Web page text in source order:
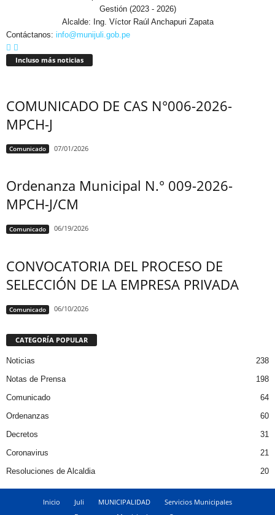
Gestión (2023 - 2026)
Alcalde: Ing. Víctor Raúl Anchapuri Zapata
Contáctanos: info@munijuli.gob.pe
Incluso más noticias
COMUNICADO DE CAS N°006-2026-
MPCH-J
Comunicado 07/01/2026
Ordenanza Municipal N.° 009-2026-
MPCH-J/CM
Comunicado 06/19/2026
CONVOCATORIA DEL PROCESO DE
SELECCIÓN DE LA EMPRESA PRIVADA
Comunicado 06/10/2026
CATEGORÍA POPULAR
Noticias
238
Notas de Prensa
198
Comunicado
64
Ordenanzas
60
Decretos
31
Coronavirus
21
Resoluciones de Alcaldia
20
Inicio Juli MUNICIPALIDAD
Servicios Municipales